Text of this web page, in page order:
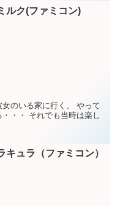
ルク(ファミコン)
のいる家に行く。 やって
・・ それでも当時は楽し
キュラ（ファミコン）